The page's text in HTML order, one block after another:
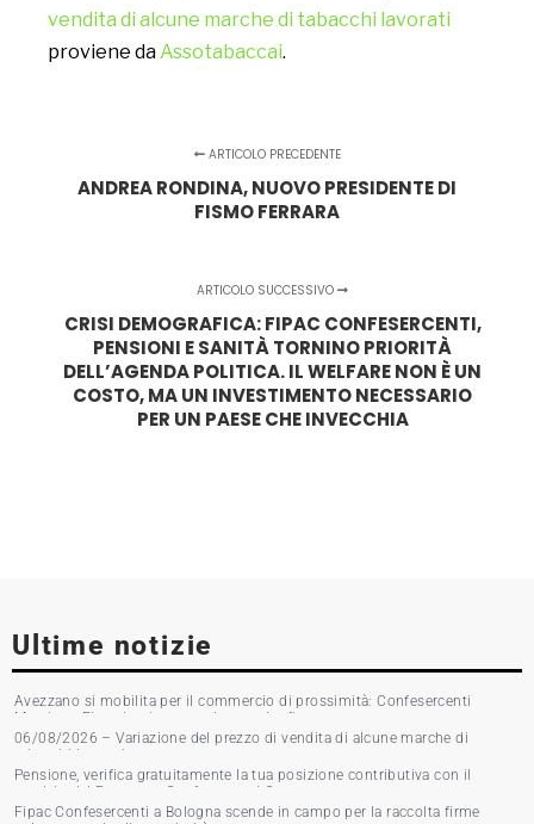
vendita di alcune marche di tabacchi lavorati
proviene daAssotabaccai.
ARTICOLO PRECEDENTE
ANDREA RONDINA, NUOVO PRESIDENTE DI
FISMO FERRARA
ARTICOLO SUCCESSIVO
CRISI DEMOGRAFICA: FIPAC CONFESERCENTI,
PENSIONI E SANITÀ TORNINO PRIORITÀ
DELL’AGENDA POLITICA. IL WELFARE NON È UN
COSTO, MA UN INVESTIMENTO NECESSARIO
PER UN PAESE CHE INVECCHIA
Ultime notizie
Avezzano si mobilita per il commercio di prossimità: Confesercenti
Marsica e Fipac in piazza per la raccolta firme
06/08/2026 – Variazione del prezzo di vendita di alcune marche di
tabacchi lavorati
Pensione, verifica gratuitamente la tua posizione contributiva con il
servizio del Patronato Confesercenti Grosseto
Fipac Confesercenti a Bologna scende in campo per la raccolta firme